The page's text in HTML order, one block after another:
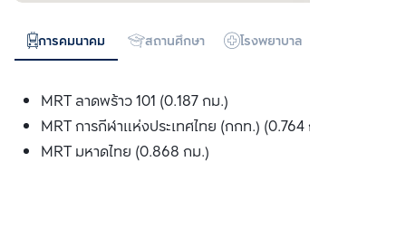
การคมนาคม สถานศึกษา โรงพยาบาล
MRT ลาดพร้าว 101 (0.187 กม.)
MRT การกีฬาแห่งประเทศไทย (กกท.) (0.764 กม.)
MRT มหาดไทย (0.868 กม.)